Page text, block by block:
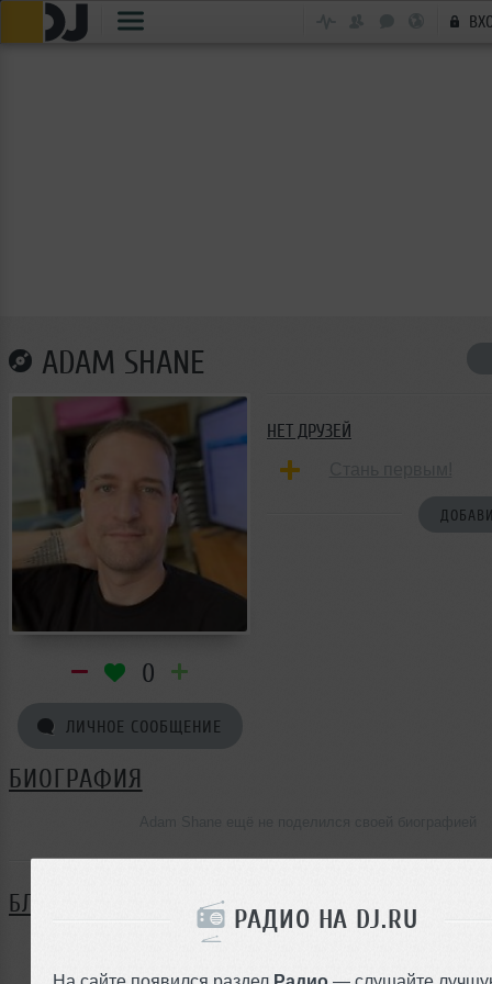
РАДИО НА DJ.RU
На сайте появился раздел Радио — слушайте
ADAM SHANE
0
ЛИЧНОЕ СООБЩЕНИЕ
НЕТ ДРУЗЕЙ
БИОГРАФИЯ
БЛОГ